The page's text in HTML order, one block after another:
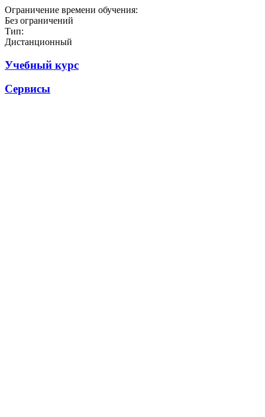
Ограничение времени обучения:
Без ограничений
Тип:
Дистанционный
Учебный курс
Сервисы